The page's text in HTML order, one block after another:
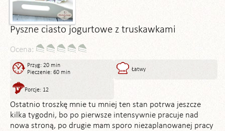
Pyszne ciasto jogurtowe z truskawkami
Ocena:
Przyg: 20 min
Pieczenie: 60 min
Łatwy
Porcje: 12
Ostatnio troszkę mnie tu mniej ten stan potrwa jeszcze
kilka tygodni, bo po pierwsze intensywnie pracuje nad
nowa stroną, po drugie mam sporo niezaplanowanej pracy